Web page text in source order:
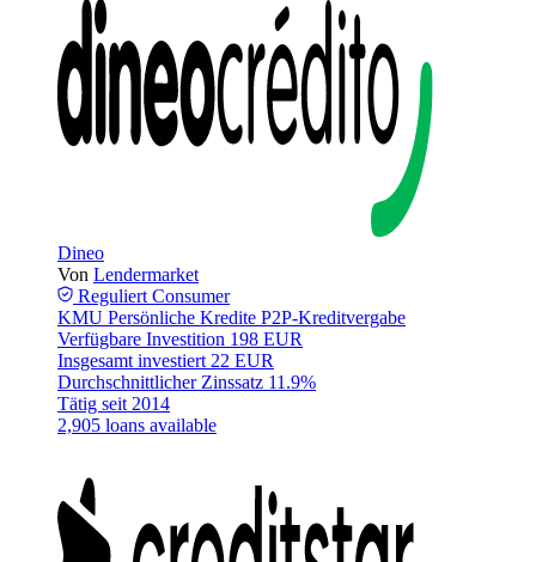
Dineo
Von Lendermarket
Reguliert Consumer
KMU Persönliche Kredite P2P-Kreditvergabe
Verfügbare Investition 198 EUR
Insgesamt investiert 22 EUR
Durchschnittlicher Zinssatz 11.9%
Tätig seit 2014
2,905 loans available